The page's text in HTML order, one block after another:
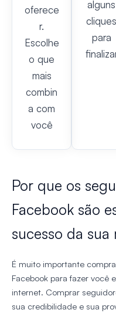
oferece
r.
Escolhe
o que
mais
combin
a com
você
alguns
cliques
para
Por que os
Facebook são
sucesso da sua
É muito importante
Facebook para fazer você
internet. Comprar
sua credibilidade e sua